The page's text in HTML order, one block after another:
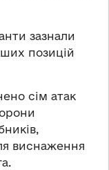
зазнали
позицій
сім атак
виснаження